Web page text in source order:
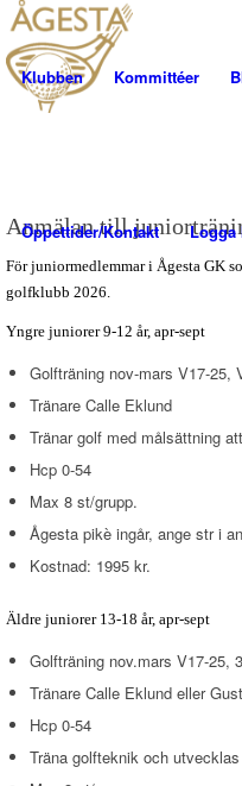
Klubben Kommittéer
Öppettider/Kontakt Logga
Anmälan till
För juniormedlemmar i Ågesta GK
golfklubb 2026.
Yngre juniorer 9-12 år, apr-sept
Golfträning nov-mars V17-25,
Tränare Calle Eklund
Tränar golf med målsättning
Hcp 0-54
Max 8 st/grupp.
Ågesta pikè ingår, ange str i
Kostnad: 1995 kr.
Äldre juniorer 13-18 år, apr-sept
Golfträning nov.mars V17-25,
Tränare Calle Eklund eller
Hcp 0-54
Träna golfteknik och